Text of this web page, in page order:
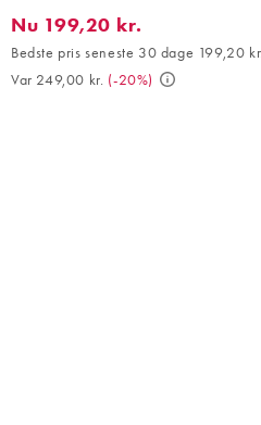
Nu 199,20 kr.. Bedste pris
Nu 199,20 kr.
Bedste pris seneste 30 dage 199,20 kr.
Var 249,00 kr. (-20%)